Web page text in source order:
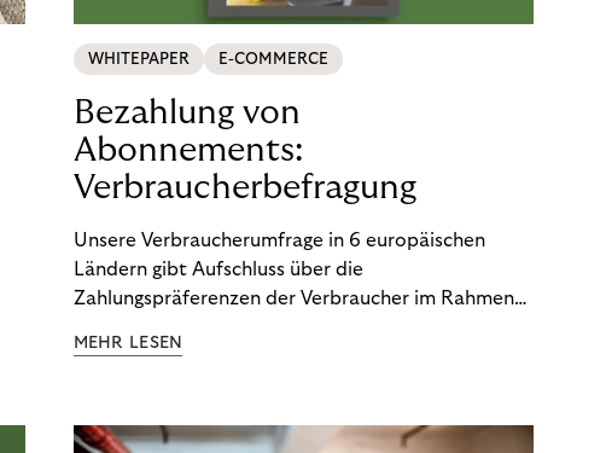
WHITEPAPER E-COMMERCE
Bezahlung von
Abonnements:
Verbraucherbefragung
Unsere Verbraucherumfrage in 6 europäischen
Ländern gibt Aufschluss über die
Zahlungspräferenzen der Verbraucher im Rahmen
Ergebnisse, um zu erfahren, wie Sie
MEHR LESEN